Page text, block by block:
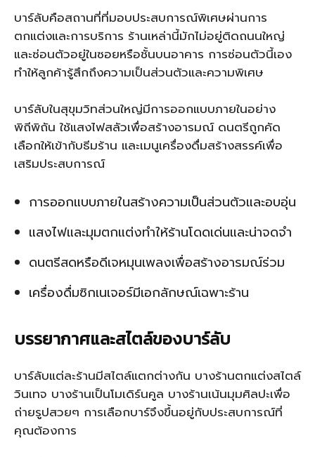
บาร์ลับคือสถานที่ที่มอบประสบการณ์พิเศษผ่านการ
ตกแต่งและการบริการ ร้านเหล่านี้มักไม่อยู่ติดถนนใหญ่
และซ่อนตัวอยู่ในซอยหรือชั้นบนอาคาร การซ่อนตัวนี้เอง
ทำให้ลูกค้ารู้สึกถึงความเป็นส่วนตัวและความพิเศษ
บาร์ลับในสุขุมวิทส่วนใหญ่มีการออกแบบภายในอย่าง
พิถีพิถัน ใช้แสงไฟสลัวเพื่อสร้างอารมณ์ ดนตรีถูกคัด
เลือกให้เข้ากับธีมร้าน และเมนูเครื่องดื่มสร้างสรรค์เพื่อ
เสริมประสบการณ์
การออกแบบภายในสร้างความเป็นส่วนตัวและอบอุ่น
แสงไฟและมุมตกแต่งทำให้ร้านโดดเด่นและน่าจดจำ
ดนตรีสดหรือดีเจหมุนเพลงเพื่อสร้างอารมณ์ร่วม
เครื่องดื่มซิกเนเจอร์มีเอกลักษณ์เฉพาะร้าน
บรรยากาศและสไตล์ของบาร์ลับ
บาร์ลับแต่ละร้านมีสไตล์แตกต่างกัน บางร้านตกแต่งสไตล์
วินเทจ บางร้านเป็นโมเดิร์นคูล บางร้านเน้นมุมศิลปะเพื่อ
ถ่ายรูปสวยๆ การเลือกบาร์จึงขึ้นอยู่กับประสบการณ์ที่
คุณต้องการ